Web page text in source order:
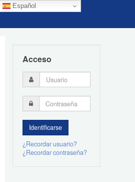
Español
Acceso
¿Recordar usuario?
¿Recordar contraseña?